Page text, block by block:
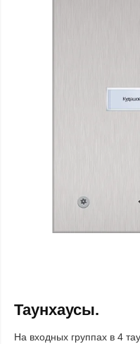
Таунхаусы.
На входных группах в 4